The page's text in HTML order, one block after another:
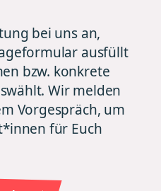
bei uns an,
ausfüllt
bzw. konkrete
Wir melden
Vorgespräch, um
für Euch